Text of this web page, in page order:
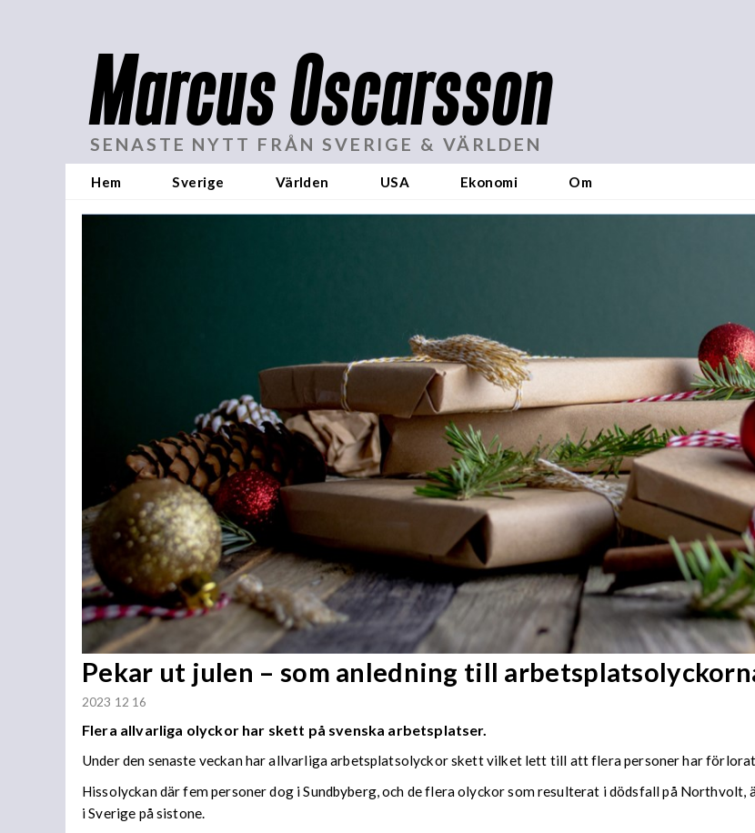
Marcus Oscarsson
SENASTE NYTT FRÅN SVERIGE & VÄRLDEN
Hem Sverige Världen USA Ekonomi Om
Pekar ut julen – som anledning till
2023 12 16
Flera allvarliga olyckor har skett på svenska arbetsplatser.
Under den senaste veckan har allvarliga arbetsplatsolyckor skett vilket lett till att flera personer har
Hissolyckan där fem personer dog i Sundbyberg, och de flera olyckor som resulterat i dödsfall på
i Sverige på sistone.